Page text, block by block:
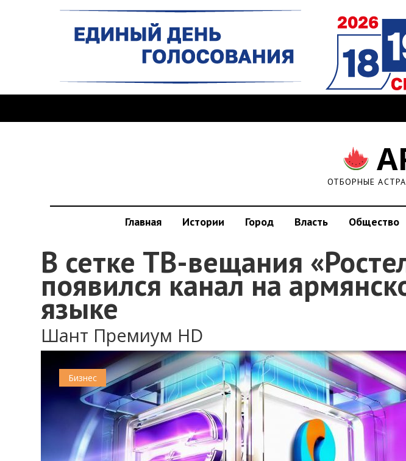
ОТБОРНЫЕ
Главная Истории Город Власть Общество
В сетке ТВ-вещания
появился канал на
языке
Шант Премиум HD
Бизнес